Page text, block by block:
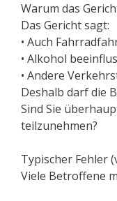
Warum das
Das Gericht sagt:
• Auch
• Alkohol
• Andere
Deshalb darf die
Sind Sie
teilzunehmen?
Typischer Fehler
Viele Betroffene